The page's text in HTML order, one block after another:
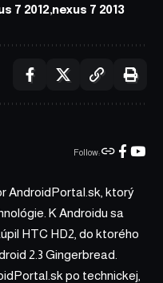
7 2012 nexus 7 2013
Follow:
AndroidPortal.sk, ktorý
K Androidu sa
HTC HD2, do ktorého
2.3 Gingerbread.
po technickej,